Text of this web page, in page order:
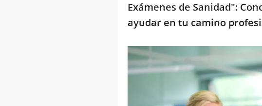
Exámenes de Sanidad":
ayudar en tu camino